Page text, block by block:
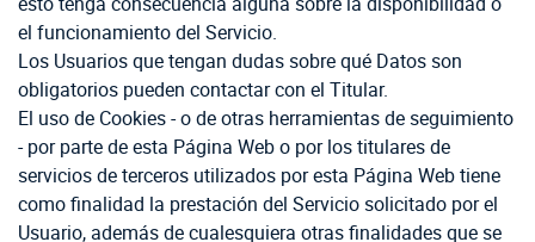
el funcionamiento del Servicio.
Los Usuarios que tengan dudas sobre qué Datos son
obligatorios pueden contactar con el Titular.
El uso de Cookies - o de otras herramientas de seguimiento
- por parte de esta Página Web o por los titulares de
servicios de terceros utilizados por esta Página Web tiene
como finalidad la prestación del Servicio solicitado por el
Usuario, además de cualesquiera otras finalidades que se